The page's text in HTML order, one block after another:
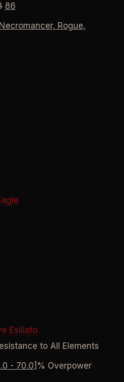
86
Rogue,
Esiliato
to All Elements
- 70.0 ]% Overpower